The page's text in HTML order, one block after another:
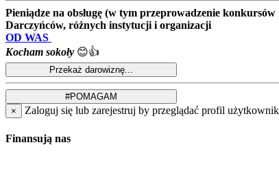
Pieniądze na obsługę (w tym przeprowadzenie
Darczyńców, różnych instytucji i organizacji
OD WAS
Kocham sokoły 😊👍
× Zaloguj się lub zarejestruj by przeglądać profil
Finansują nas